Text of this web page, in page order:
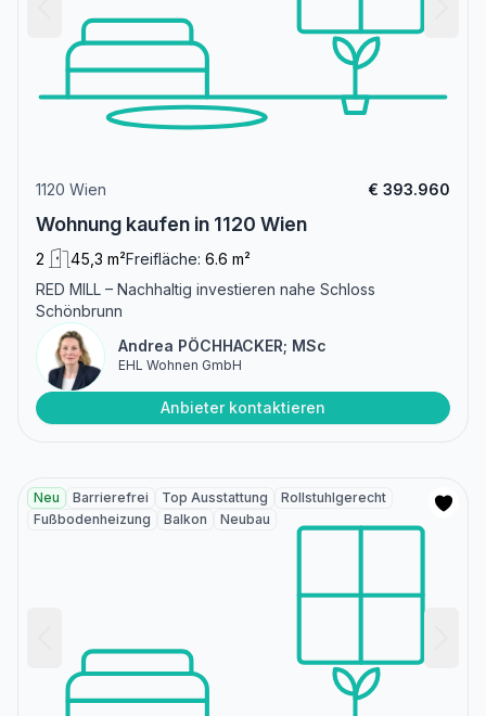
1120 Wien € 393.960
Wohnung kaufen in 1120 Wien
2 45,3 m²Freifläche: 6.6 m²
RED MILL – Nachhaltig investieren nahe Schloss
Schönbrunn
Andrea PÖCHHACKER; MSc
EHL Wohnen GmbH
Anbieter kontaktieren
Neu Barrierefrei Top Ausstattung
Rollstuhlgerecht
Fußbodenheizung
Balkon Neubau